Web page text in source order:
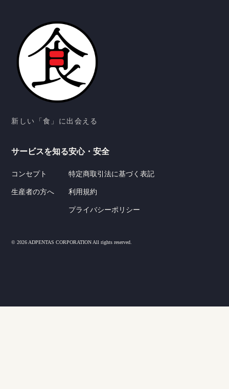
新しい「食」に出会える
サービスを知る
コンセプト
生産者の方へ
安心・安全
特定商取引法に基づく表記
利用規約
プライバシーポリシー
© 2026 ADPENTAS CORPORATION All rights reserved.